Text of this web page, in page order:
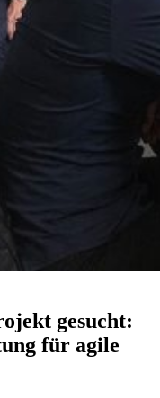
gesucht:
für agile